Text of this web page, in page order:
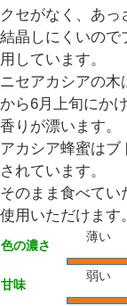
クセがなく、あっ
結晶しにくいので
用しています。
ニセアカシアの木
から6月上旬にか
香りが漂います。
アカシア蜂蜜はブ
されています。
そのまま食べてい
使用いただけます。
色の濃さ
薄い
甘味
弱い